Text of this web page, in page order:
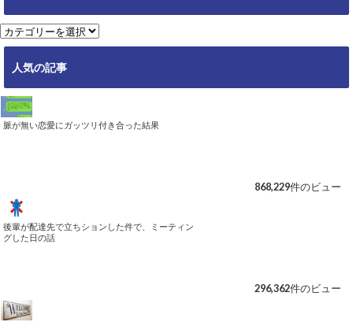
ブ
カ
テ
ー
人気の記事
脈が無い恋愛にガッツリ付き合った結果
868,229件のビュー
後輩が配達先で立ちションした件で、ミーティン
グした日の話
296,362件のビュー